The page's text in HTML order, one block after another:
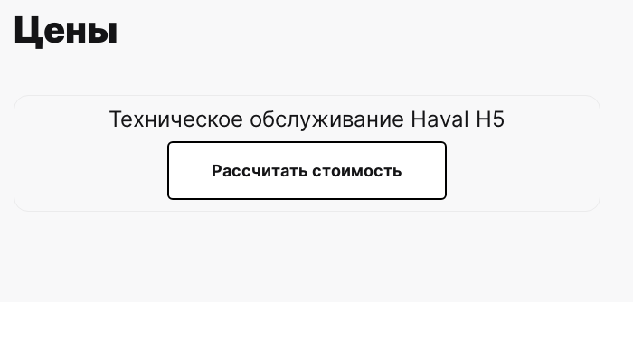
Цены
Техническое обслуживание Haval H5
Рассчитать стоимость